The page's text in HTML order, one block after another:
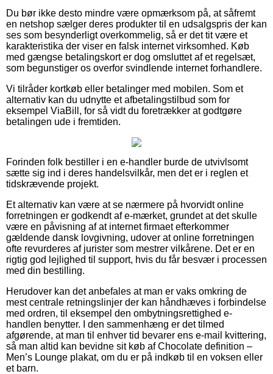
Du bør ikke desto mindre være opmærksom på, at såfremt
en netshop sælger deres produkter til en udsalgspris der kan
ses som besynderligt overkommelig, så er det tit være et
karakteristika der viser en falsk internet virksomhed. Køb
med gængse betalingskort er dog omsluttet af et regelsæt,
som begunstiger os overfor svindlende internet forhandlere.
Vi tilråder kortkøb eller betalinger med mobilen. Som et
alternativ kan du udnytte et afbetalingstilbud som for
eksempel ViaBill, for så vidt du foretrækker at godtgøre
betalingen ude i fremtiden.
Forinden folk bestiller i en e-handler burde de utvivlsomt
sætte sig ind i deres handelsvilkår, men det er i reglen et
tidskrævende projekt.
Et alternativ kan være at se nærmere på hvorvidt online
forretningen er godkendt af e-mærket, grundet at det skulle
være en påvisning af at internet firmaet efterkommer
gældende dansk lovgivning, udover at online forretningen
ofte revurderes af jurister som mestrer vilkårene. Det er en
rigtig god lejlighed til support, hvis du får besvær i processen
med din bestilling.
Herudover kan det anbefales at man er vaks omkring de
mest centrale retningslinjer der kan håndhæves i forbindelse
med ordren, til eksempel den ombytningsrettighed e-
handlen benytter. I den sammenhæng er det tilmed
afgørende, at man til enhver tid bevarer ens e-mail kvittering,
så man altid kan bevidne sit køb af Chocolate definition –
Men’s Lounge plakat, om du er på indkøb til en voksen eller
et barn.